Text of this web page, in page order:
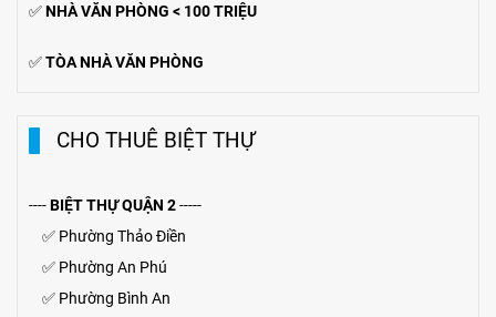
✅NHÀ VĂN PHÒNG < 100 TRIỆU
✅TÒA NHÀ VĂN PHÒNG
CHO THUÊ BIỆT THỰ
----BIỆT THỰ QUẬN 2-----
✅ Phường Thảo Điền
✅ Phường An Phú
✅ Phường Bình An